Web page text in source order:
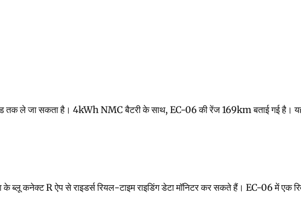
सकता है। 4kWh NMC बैटरी के साथ, EC-06 की रेंज 169km बताई गई है। यह
ब्लू कनेक्ट R ऐप से राइडर्स रियल-टाइम राइडिंग डेटा मॉनिटर कर सकते हैं। EC-06 में